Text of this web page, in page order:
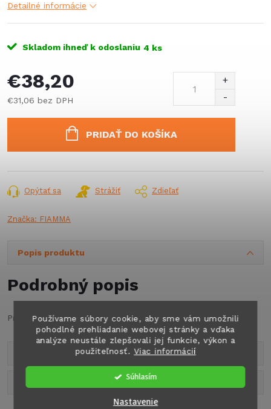
Používame súbory cookie, aby sme vám umožnili
pohodlné prehliadanie webovej stránky a vďaka
analýze neustále zlepšovali jej funkcie, výkon a
použiteľnosť.Viac informácií
Súhlasím
Nastavenie
Detailné informácie
Skladom ihneď k odoslaniu 4 ks
€38,20
€31,06 bez DPH
PRIDAŤ DO KOŠÍKA
Opýtať sa Strážiť Zdieľať
Značka: FIAMMA
Popis produktu
Podrobný popis
Predlžujúca LED pásik pre markízu Fiamma F45/F70 - 50cm
Parametre produktu